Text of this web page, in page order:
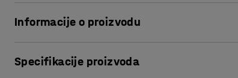
Informacije o proizvodu
police!
Specifikacije proizvoda